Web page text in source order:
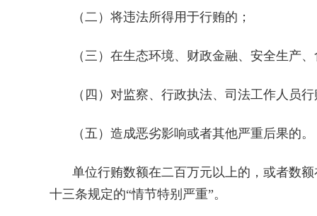
（二）将违法所得用于行贿的；
（三）在生态环境、财政金融、安全生产
（四）对监察、行政执法、司法工作人员
（五）造成恶劣影响或者其他严重后果的。
单位行贿数额在二百万元以上的，或者数
十三条规定的“情节特别严重”。